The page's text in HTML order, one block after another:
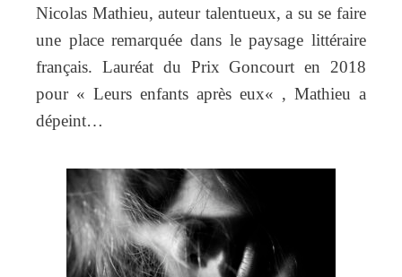
Nicolas Mathieu, auteur talentueux, a su se faire
une place remarquée dans le paysage littéraire
français. Lauréat du Prix Goncourt en 2018
pour « Leurs enfants après eux« , Mathieu a
dépeint…